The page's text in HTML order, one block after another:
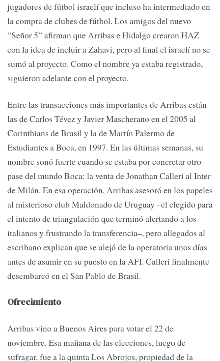
jugadores de fútbol israelí que incluso ha intermediado en
la compra de clubes de fútbol. Los amigos del nuevo
“Señor 5” afirman que Arribas e Hidalgo crearon HAZ
con la idea de incluir a Zahavi, pero al final el israelí no se
sumó al proyecto. Como el nombre ya estaba registrado,
siguieron adelante con el proyecto.
Entre las transacciones más importantes de Arribas están
las de Carlos Tévez y Javier Mascherano en el 2005 al
Corinthians de Brasil y la de Martín Palermo de
Estudiantes a Boca, en 1997. En las últimas semanas, su
nombre sonó fuerte cuando se estaba por concretar otro
pase del mundo Boca: la venta de Jonathan Calleri al Inter
de Milán. En esa operación, Arribas asesoró en los papeles
al misterioso club Maldonado de Uruguay –el elegido para
el intento de triangulación que terminó alertando a los
italianos y frustrando la transferencia–, pero allegados al
escribano explican que se alejó de la operatoria unos días
antes de asumir en su puesto en la AFI. Calleri finalmente
desembarcó en el San Pablo de Brasil.
Ofrecimiento
Arribas vino a Buenos Aires para votar el 22 de
noviembre. Esa mañana de las elecciones, luego de
sufragar, fue a la quinta Los Abrojos, propiedad de la